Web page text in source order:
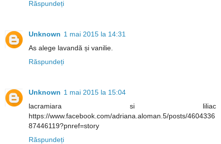
Răspundeți
Unknown 1 mai 2015 la 14:31
As alege lavandă și vanilie.
Răspundeți
Unknown 1 mai 2015 la 15:04
lacramiara si liliac
https://www.facebook.com/adriana.aloman.5/posts/4604336
87446119?pnref=story
Răspundeți